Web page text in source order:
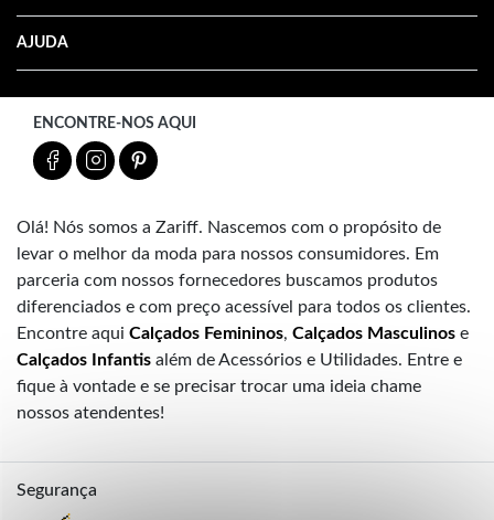
AJUDA
ENCONTRE-NOS AQUI
Olá! Nós somos a Zariff. Nascemos com o propósito de
levar o melhor da moda para nossos consumidores. Em
parceria com nossos fornecedores buscamos produtos
diferenciados e com preço acessível para todos os clientes.
Encontre aqui Calçados Femininos, Calçados Masculinos e
Calçados Infantis além de Acessórios e Utilidades. Entre e
fique à vontade e se precisar trocar uma ideia chame
nossos atendentes!
Segurança